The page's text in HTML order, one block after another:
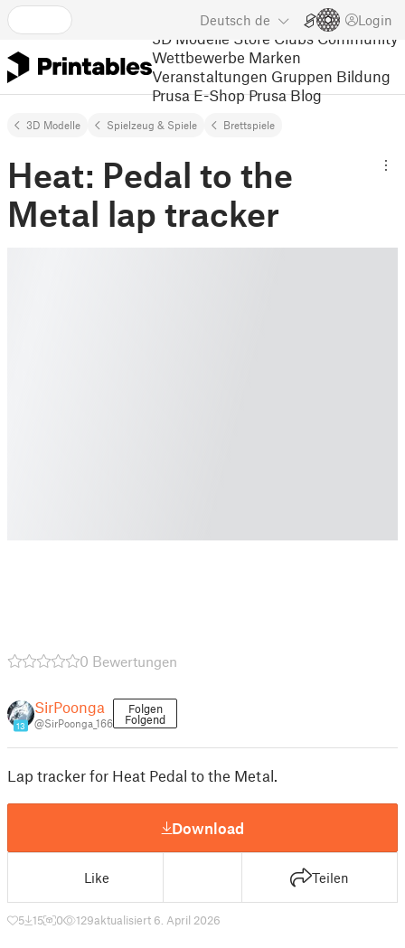
Deutsch de Login
3D Modelle Store Clubs Community
Wettbewerbe Marken
Veranstaltungen Gruppen Bildung
Prusa E-Shop Prusa Blog
3D Modelle Spielzeug & Spiele Brettspiele
Heat: Pedal to the
Metal lap tracker
0 Bewertungen
13
SirPoonga
@SirPoonga_166
Folgen
Folgend
Lap tracker for Heat Pedal to the Metal.
Download
Like Teilen
5 15 0 129aktualisiert 6. April 2026